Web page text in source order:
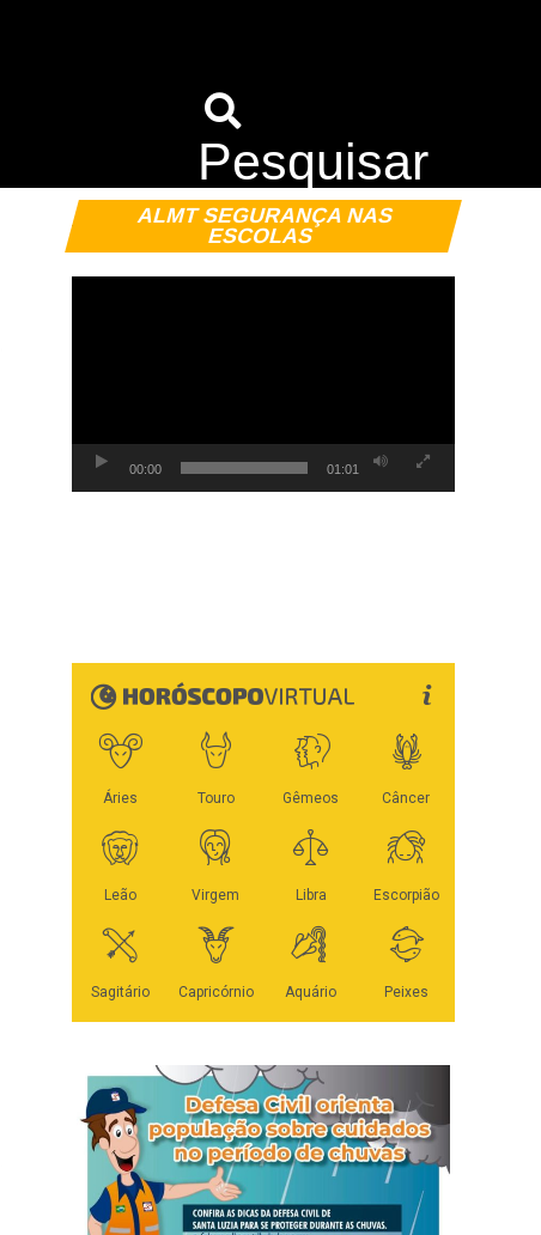
Pesquisar
ALMT SEGURANÇA NAS
ESCOLAS
Tocador
de
00:00 01:01